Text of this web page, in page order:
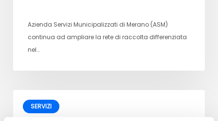
Azienda Servizi Municipalizzati di Merano (ASM)
continua ad ampliare la rete di raccolta differenziata
nel…
SERVIZI